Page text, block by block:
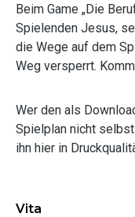
Beim Game „Die
Spielenden Jesus,
die Wege auf dem
Weg versperrt.
Wer den als
Spielplan nicht
ihn hier in
Vita